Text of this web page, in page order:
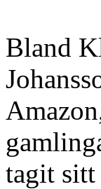
Bland
tagit